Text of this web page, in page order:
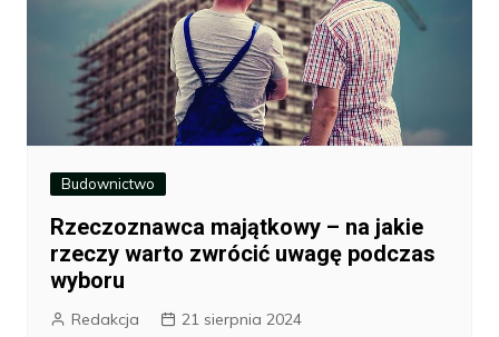
Budownictwo
Rzeczoznawca majątkowy – na jakie
rzeczy warto zwrócić uwagę podczas
wyboru
Redakcja 21 sierpnia 2024